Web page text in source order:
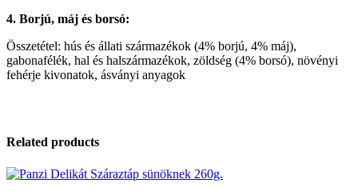
4. Borjú, máj és borsó:
Összetétel: hús és állati származékok (4% borjú, 4% máj),
gabonafélék, hal és halszármazékok, zöldség (4% borsó), növényi
fehérje kivonatok, ásványi anyagok
Related products